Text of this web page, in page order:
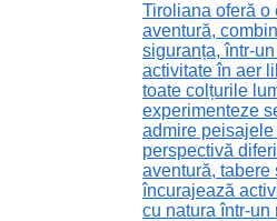
Tiroliana oferă o
aventură,
siguranța, într-
activitate în aer
toate colțurile
experimenteze
admire
perspectivă
aventură, tabere
încurajează
cu natura într-un